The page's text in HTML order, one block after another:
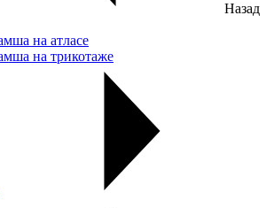
Назад
на атласе
на трикотаже